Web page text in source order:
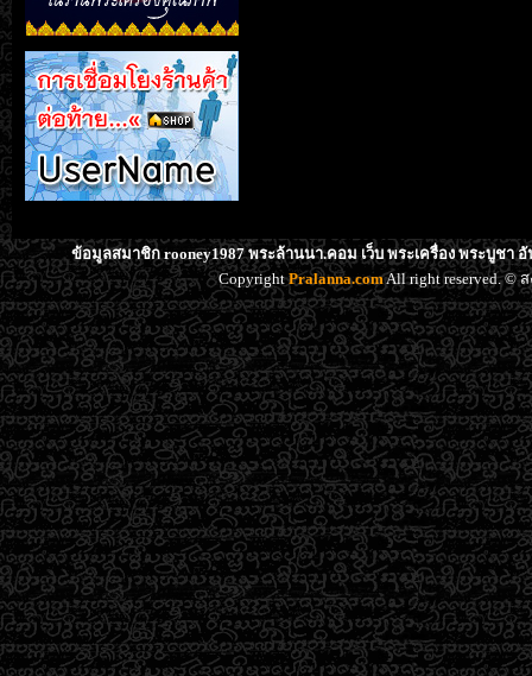
ข้อมูลสมาชิก rooney1987 พระล้านนา.คอม เว็บ พระเครื่อง พระบูชา
CopyrightPralanna.comAll right reserved. ©